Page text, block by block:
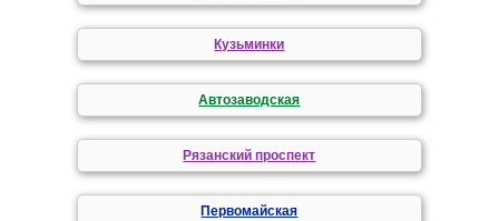
Кузьминки
Автозаводская
Рязанский проспект
Первомайская